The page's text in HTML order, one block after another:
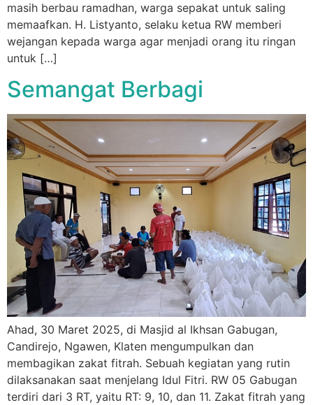
masih berbau ramadhan, warga sepakat untuk saling
memaafkan. H. Listyanto, selaku ketua RW memberi
wejangan kepada warga agar menjadi orang itu ringan
untuk […]
Semangat Berbagi
Ahad, 30 Maret 2025, di Masjid al Ikhsan Gabugan,
Candirejo, Ngawen, Klaten mengumpulkan dan
membagikan zakat fitrah. Sebuah kegiatan yang rutin
dilaksanakan saat menjelang Idul Fitri. RW 05 Gabugan
terdiri dari 3 RT, yaitu RT: 9, 10, dan 11. Zakat fitrah yang